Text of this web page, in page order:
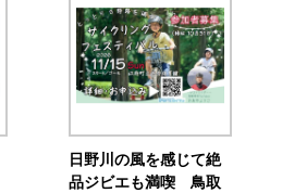
日野川の風を感じて絶
品ジビエも満喫 鳥取